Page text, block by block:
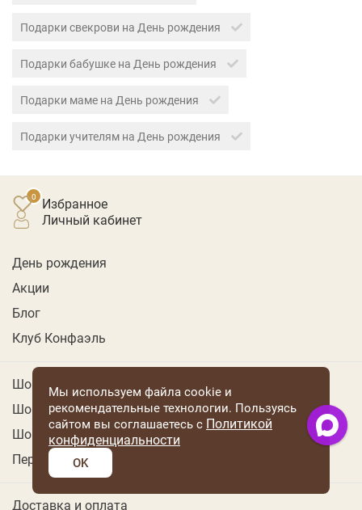
Подарки свекрови на День рождения
Подарки бабушке на День рождения
Подарки маме на День рождения
Подарки учителям на День рождения
Избранное
личный кабинет
День рождения
Акции
Блог
Клуб Конфаэль
Шоколад
Шоколадные коллекции
Шоколадные конфеты
Персональные подарки
Доставка и оплата
Мы используем файла cookie и
рекомендательные технологии. Пользуясь
сайтом вы соглашаетесь с Политикой
конфиденциальности
OK